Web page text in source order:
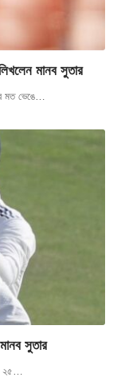
মানব সুতার
মত ভেঙে…
সুতার
২৫…